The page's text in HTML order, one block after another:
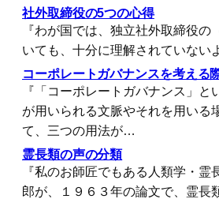
社外取締役の5つの心得
『わが国では、独立社外取締役の
いても、十分に理解されていない
コーポレートガバナンスを考える
『「コーポレートガバナンス」と
が用いられる文脈やそれを用いる
て、三つの用法が…
霊長類の声の分類
『私のお師匠でもある人類学・霊
郎が、１９６３年の論文で、霊長